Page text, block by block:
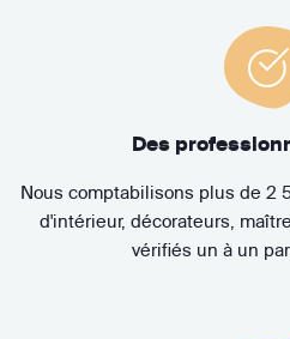
Des
Nous comptabilisons plus de 2
d'intérieur, décorateurs,
vérifiés un à un